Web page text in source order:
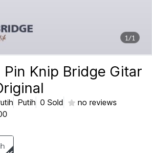
1/1
Pin Knip Bridge Gitar
Putih 0 Sold
no reviews